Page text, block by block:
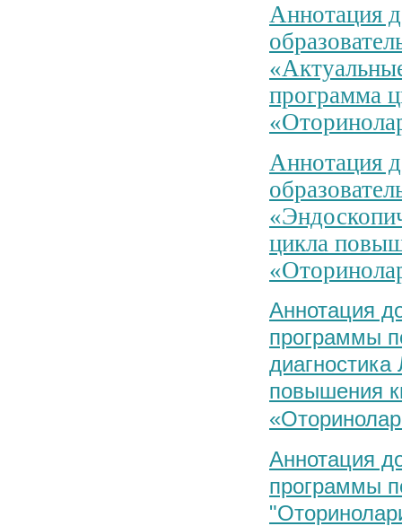
Аннотация
программа
Аннотация
цикла
Аннотация
программы
повышения
Аннотация
программы